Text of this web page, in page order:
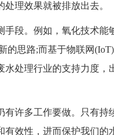
理效果就被排放出去。
。例如，氧化技术能
思路;而基于物联网
处理行业的支持力度，
多工作要做。只有持
效性，进而保护我们的